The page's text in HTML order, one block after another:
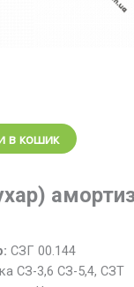
в кошик
СЗГ 00.144
СЗ-3,6 СЗ-5,4, СЗТ